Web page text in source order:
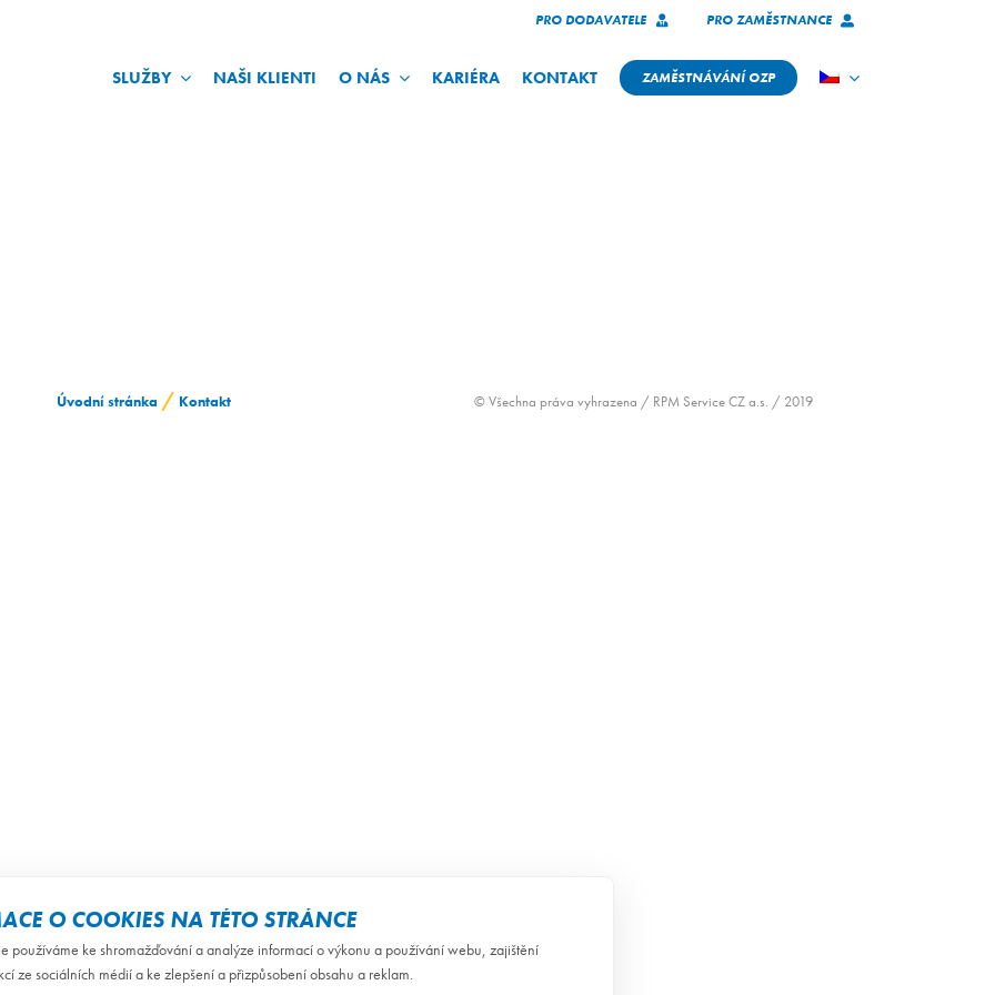
PRO DODAVATELE PRO ZAMĚSTNANCE
SLUŽBY NAŠI KLIENTI O NÁS KARIÉRA KONTAKT ZAMĚSTNÁVÁNÍ OZP
Úvodní stránka / Kontakt © Všechna práva vyhrazena / RPM Service CZ a.s. / 2019
O COOKIES NA TÉTO STRÁNCE
používáme ke shromažďování a analýze informací o výkonu a používání webu, zajištění
ze sociálních médií a ke zlepšení a přizpůsobení obsahu a reklam.